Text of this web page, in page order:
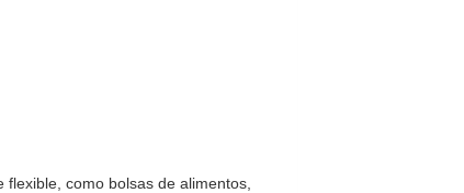
como bolsas de alimentos,